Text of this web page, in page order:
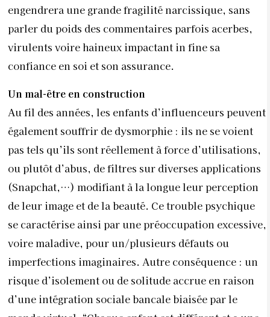
engendrera une grande fragilité narcissique, sans
parler du poids des commentaires parfois acerbes,
virulents voire haineux impactant in fine sa
confiance en soi et son assurance.
Un mal-être en construction
Au fil des années, les enfants d’influenceurs peuvent
également souffrir de dysmorphie : ils ne se voient
pas tels qu’ils sont réellement à force d’utilisations,
ou plutôt d’abus, de filtres sur diverses applications
(Snapchat,…) modifiant à la longue leur perception
de leur image et de la beauté. Ce trouble psychique
se caractérise ainsi par une préoccupation excessive,
voire maladive, pour un/plusieurs défauts ou
imperfections imaginaires. Autre conséquence : un
risque d’isolement ou de solitude accrue en raison
d’une intégration sociale bancale biaisée par le